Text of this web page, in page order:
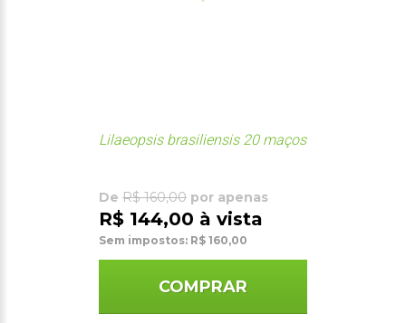
Lilaeopsis brasiliensis 20 maços
De R$ 160,00 por apenas
R$ 144,00 à vista
Sem impostos: R$ 160,00
COMPRAR